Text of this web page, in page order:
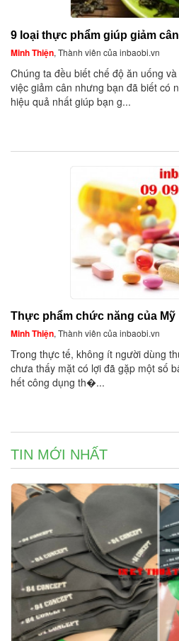
9 loại thực phẩm giúp giảm
Minh Thiện, Thành viên của inbaobi.vn
Chúng ta đều biết chế độ ăn uống
việc giảm cân nhưng bạn đã biết có
hiệu quả nhất giúp bạn g...
Thực phẩm chức năng của Mỹ
Minh Thiện, Thành viên của inbaobi.vn
Trong thực tế, không ít người dùng
chưa thấy mặt có lợi đã gặp một số
hết công dụng th�...
TIN MỚI NHẤT